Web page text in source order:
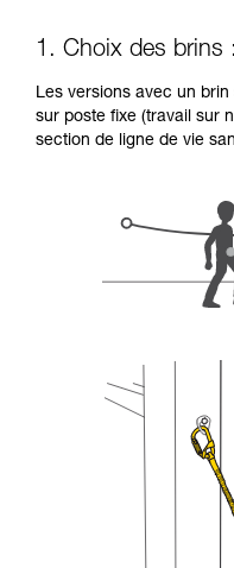
informations de
d’informations.
Maîtriser ces
formation et un
de la reproduire
Nous donnons
liées à votre
que nous ne
1. Choix des
Les versions avec un
sur poste fixe (travail sur
section de ligne de vie